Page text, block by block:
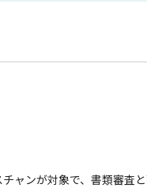
ャンが対象で、書類審査